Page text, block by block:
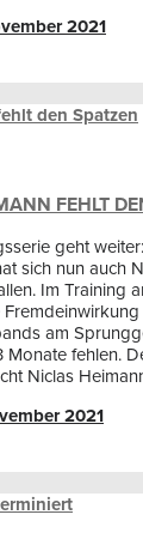
2021
FEHLT
geht
sich nun auch
Im Training
am
Monate fehlen.
Niclas
2021